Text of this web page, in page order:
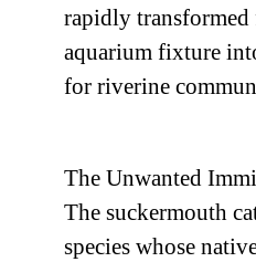
rapidly
aquarium fixture
for riverine
The Unwanted
The suckermouth
species whose